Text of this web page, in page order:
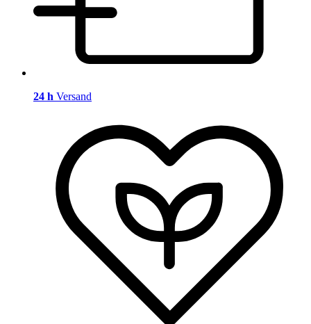
24 h Versand